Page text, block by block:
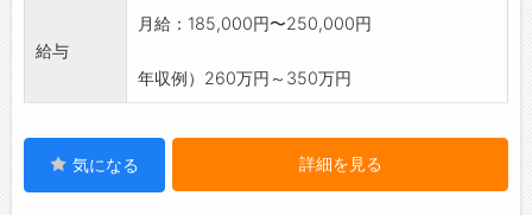
て『喜びと誇り』を持てる場所にするため、環
・社員一人ひとりが、自らの仕事に誇りを持て
【品質管理について】
◆『至上品質』を徹底！
・製品設計→試作→量産前までのプロセスの初
・ワークライフバランスを大切にしながら、無
【研修制度】
行い、社員の育成に力を入れています。
・専門知識を深め、確実にキャリアアップを図
給与
月給：185,000円〜250,000円
年収例）260万円～350万円
気になる 詳細を見る